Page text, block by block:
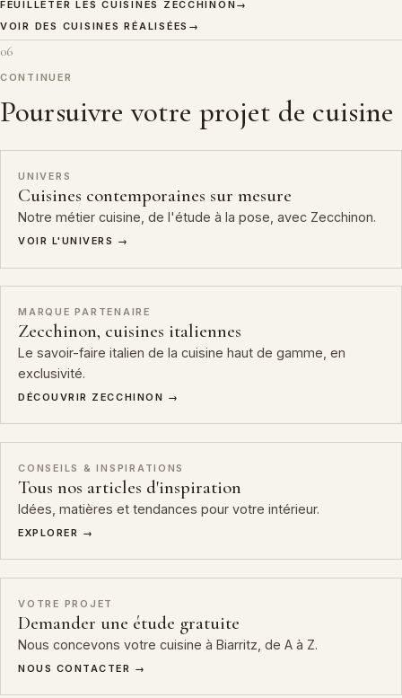
FEUILLETER LES CUISINES ZECCHINON→
VOIR DES CUISINES RÉALISÉES →
06
CONTINUER
Poursuivre votre projet de cuisine
UNIVERS
Cuisines contemporaines sur mesure
Notre métier cuisine, de l'étude à la pose, avec Zecchinon.
VOIR L'UNIVERS →
MARQUE PARTENAIRE
Zecchinon, cuisines italiennes
Le savoir-faire italien de la cuisine haut de gamme, en
exclusivité.
DÉCOUVRIR ZECCHINON →
CONSEILS & INSPIRATIONS
Tous nos articles d'inspiration
Idées, matières et tendances pour votre intérieur.
EXPLORER →
VOTRE PROJET
Demander une étude gratuite
Nous concevons votre cuisine à Biarritz, de A à Z.
NOUS CONTACTER →